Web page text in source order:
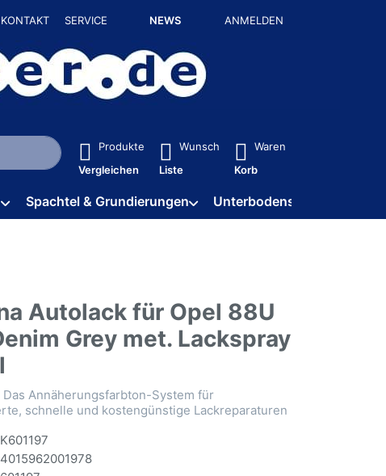
KONTAKT SERVICE NEWS ANMELDEN
erste Ergebnisse. Drücken Sie die Eingabetaste, um alle
Produkte
Vergleichen
Wunsch
Liste
Waren
Korb
Spachtel & Grundierungen Unterbodenschutz / HV
Autolack für Opel 88U
Grey met. Lackspray
Das Annäherungsfarbton-System für
schnelle und kostengünstige Lackreparaturen
K601197
4015962001978